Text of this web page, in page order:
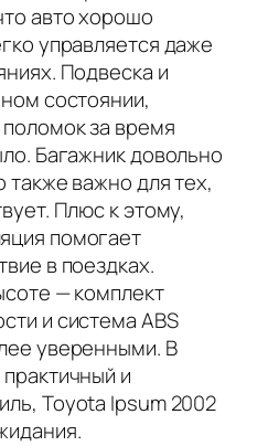
авто хорошо
управляется даже
Подвеска и
состоянии,
за время
Багажник довольно
также важно для тех,
Плюс к этому,
помогает
в поездках.
— комплект
и система ABS
уверенными. В
и
Toyota Ipsum 2002